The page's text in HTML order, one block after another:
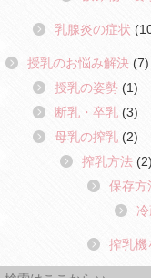
乳腺炎の症状
授乳のお悩み解決 (7)
授乳の姿勢 (1)
断乳・卒乳 (3)
母乳の搾乳 (2)
搾乳方法 (2)
保存方
搾乳機